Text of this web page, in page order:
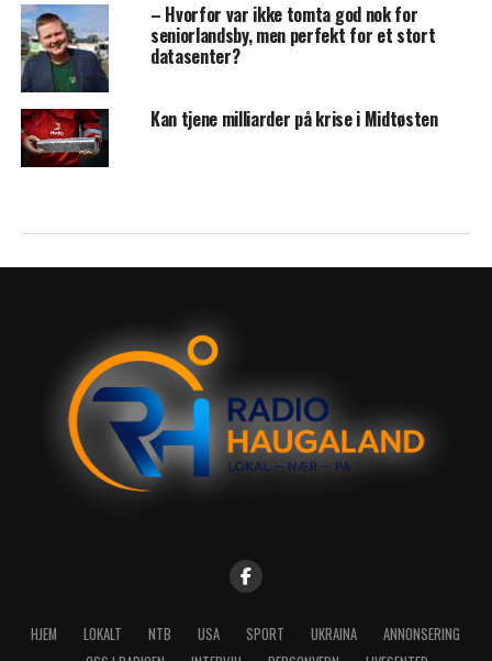
– Hvorfor var ikke tomta god nok for
seniorlandsby, men perfekt for et stort
datasenter?
Kan tjene milliarder på krise i Midtøsten
HJEM LOKALT NTB USA SPORT UKRAINA
ANNONSERING